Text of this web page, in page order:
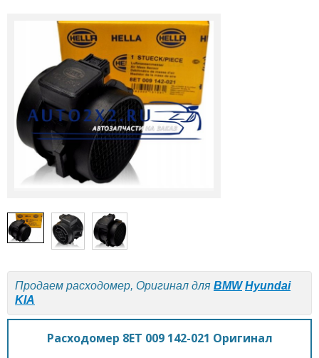
Продаем расходомер, Оригинал для BMW Hyundai
KIA
Расходомер 8ET 009 142-021 Оригинал